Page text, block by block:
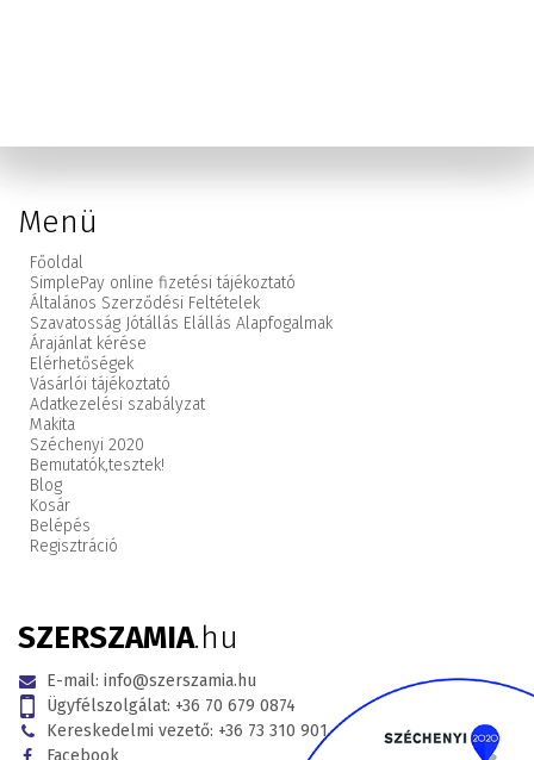
Menü
Főoldal
SimplePay online fizetési tájékoztató
Általános Szerződési Feltételek
Szavatosság Jótállás Elállás Alapfogalmak
Árajánlat kérése
Elérhetőségek
Vásárlói tájékoztató
Adatkezelési szabályzat
Makita
Széchenyi 2020
Bemutatók,tesztek!
Blog
Kosár
Belépés
Regisztráció
SZERSZAMIA.hu
E-mail: info@szerszamia.hu
Ügyfélszolgálat: +36 70 679 0874
Kereskedelmi vezető: +36 73 310 901
Facebook